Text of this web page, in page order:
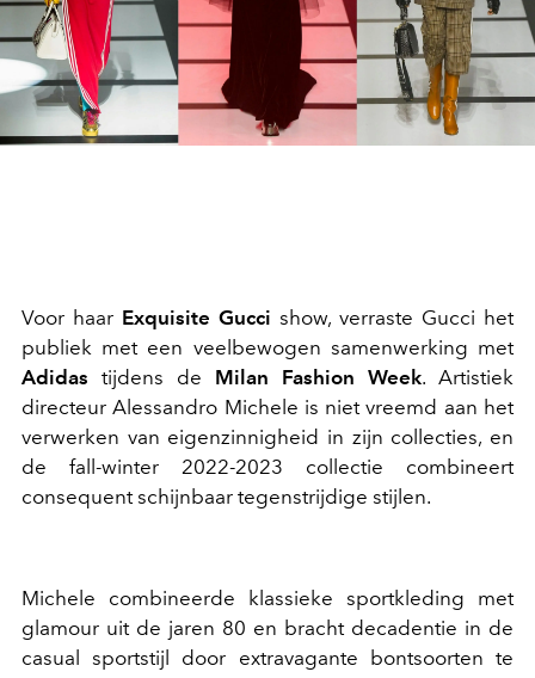
Voor haar Exquisite Gucci show, verraste Gucci het
publiek met een veelbewogen samenwerking met
Adidas tijdens de Milan Fashion Week. Artistiek
directeur Alessandro Michele is niet vreemd aan het
verwerken van eigenzinnigheid in zijn collecties, en
de fall-winter 2022-2023 collectie combineert
consequent schijnbaar tegenstrijdige stijlen.
Michele combineerde klassieke sportkleding met
glamour uit de jaren 80 en bracht decadentie in de
casual sportstijl door extravagante bontsoorten te